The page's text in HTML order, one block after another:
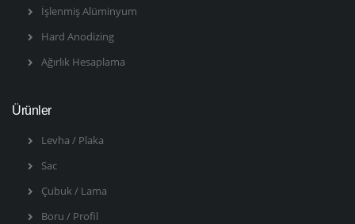
İşlenmiş Alüminyum
Hard Anodizing
Ağırlık Hesaplama
Ürünler
Levha / Plaka
Sac
Çubuk / Lama
Boru / Profil